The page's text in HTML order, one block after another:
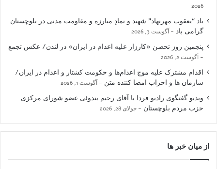
2026
یاد “یعقوب مهرنهاد” شهید و نمادِ مبارزه و مقاومت مدنی در بلوچستان
گرامی باد
آگوست 3, 2026
پنجمین روز تحصن «کارزار علیه اعدام در ایران» در لندن/ عکس تجمع
آگوست 2, 2026
اقدام مشترک علیه موج اعدام‌ها و حکومت کشتار و اعدام در ایران/
سازمان ها و احزاب امضا کننده متن
آگوست 1, 2026
ویدیو گفتگوی رادیو فردا با آقای رحیم بندوئی عضو شورای مرکزی
حزب مردم بلوچستان
جولای 28, 2026
از میان خبر ها